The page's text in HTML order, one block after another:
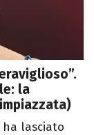
la
ha lasciato